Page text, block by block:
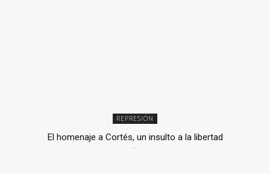
REPRESIÓN
El homenaje a Cortés, un insulto a la libertad